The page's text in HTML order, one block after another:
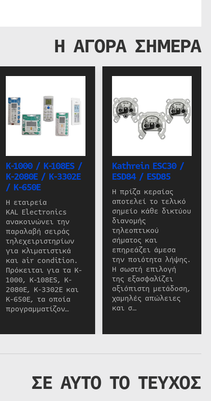
Η ΑΓΟΡΑ ΣΗΜΕΡΑ
K-1000 / K-108ES /
K-2080E / K-3302E
/ K-650E
Η εταιρεία
KAL Electronics
ανακοινώνει την
παραλαβή σειράς
τηλεχειριστηρίων
για κλιματιστικά
και air condition.
Πρόκειται για τα K-
1000, K-108ES, K-
2080E, K-3302E και
K-650E, τα οποία
προγραμματίζον…
Kathrein ESC30 /
ESD84 / ESD85
Η πρίζα κεραίας
αποτελεί το τελικό
σημείο κάθε δικτύου
διανομής
τηλεοπτικού
σήματος και
επηρεάζει άμεσα
την ποιότητα λήψης.
Η σωστή επιλογή
της εξασφαλίζει
αξιόπιστη μετάδοση,
χαμηλές απώλειες
και σ…
ΣΕ ΑΥΤΟ ΤΟ ΤΕΥΧΟΣ